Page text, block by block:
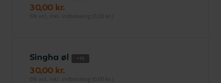
30,00 kr.
5% vol, inkl. indbetaling (0,00 kr.)
Singha øl +16
30,00 kr.
6% vol, inkl. indbetaling (0,00 kr.)